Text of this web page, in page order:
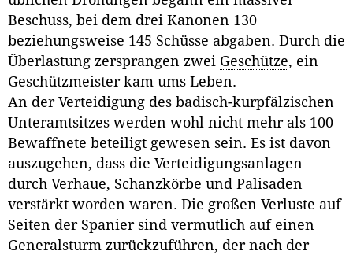
Beschuss, bei dem drei Kanonen 130
beziehungsweise 145 Schüsse abgaben. Durch die
Überlastung zersprangen zwei Geschütze, ein
Geschützmeister kam ums Leben.
An der Verteidigung des badisch-kurpfälzischen
Unteramtsitzes werden wohl nicht mehr als 100
Bewaffnete beteiligt gewesen sein. Es ist davon
auszugehen, dass die Verteidigungsanlagen
durch Verhaue, Schanzkörbe und Palisaden
verstärkt worden waren. Die großen Verluste auf
Seiten der Spanier sind vermutlich auf einen
Generalsturm zurückzuführen, der nach der